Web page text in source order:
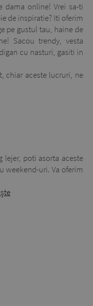
dama online! Vrei sa-ti
de inspiratie? Iti oferim
pe gustul tau, haine de
Sacou trendy, vesta
cu nasturi, gasiti in
chiar aceste lucruri, ne
lejer, poti asorta aceste
weekend-uri. Va oferim